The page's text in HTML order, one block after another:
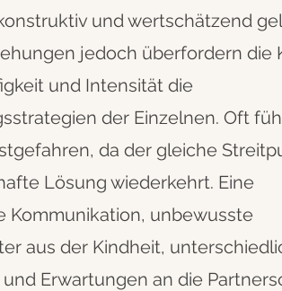
und wertschätzend
jedoch überfordern die
und Intensität die
der Einzelnen. Oft
da der gleiche
Lösung wiederkehrt. Eine
Kommunikation, unbewusste
aus der Kindheit,
Erwartungen an die